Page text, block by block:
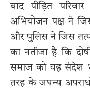
बाद पीड़ित
अभियोजन पक्ष ने
और पुलिस ने जिस
का नतीजा है कि
समाज को यह संदेश
तरह के जघन्य